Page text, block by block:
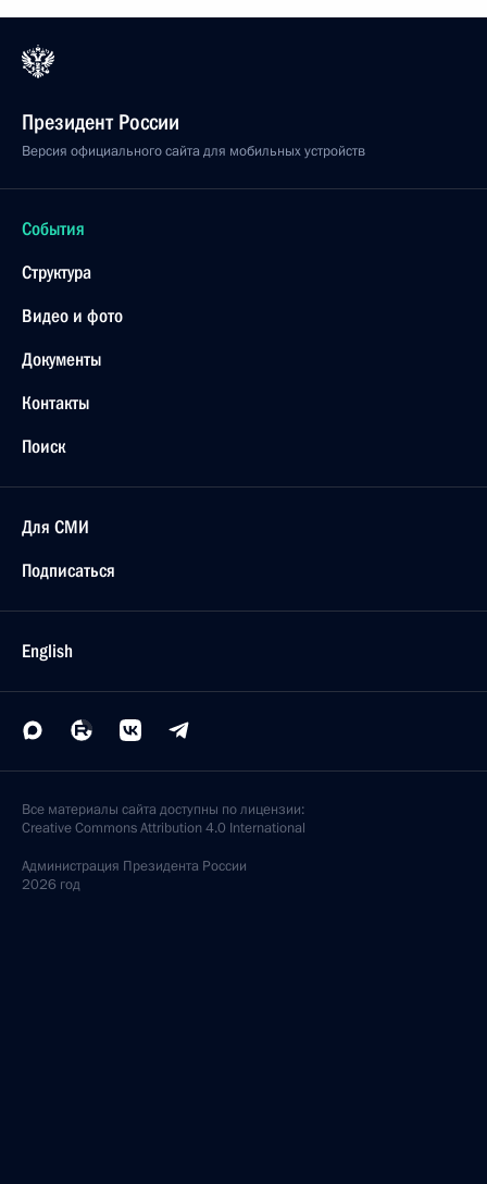
Президент России
Версия официального сайта для мобильных устройств
События
Структура
Видео и фото
Документы
Контакты
Поиск
Для СМИ
Подписаться
English
Все материалы сайта доступны по лицензии:
Creative Commons Attribution 4.0 International
Администрация Президента России
2026 год